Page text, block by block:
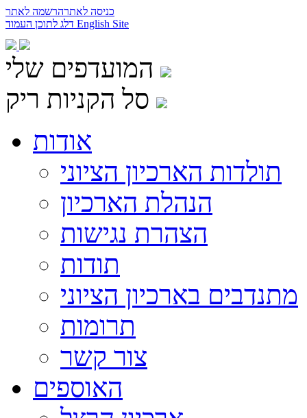
כניסה לאתרהרשמה לאתר
English Site
המועדפים שלי
סל הקניות ריק
אודות
תולדות הארכיון הציוני
הנהלת הארכיון
הצהרת נגישות
תודות
מתנדבים בארכיון הציוני
תרומות
צור קשר
האוספים